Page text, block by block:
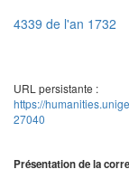
4339 de l'an 1732
URL persistante :
https://
27040
Présentation de la